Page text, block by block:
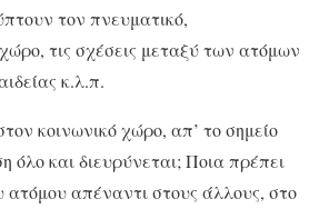
τον πνευματικό,
τις σχέσεις μεταξύ των ατόμων
κ.λ.π.
κοινωνικό χώρο, απ’ το σημείο
όλο και διευρύνεται; Ποια πρέπει
ατόμου απέναντι στους άλλους, στο